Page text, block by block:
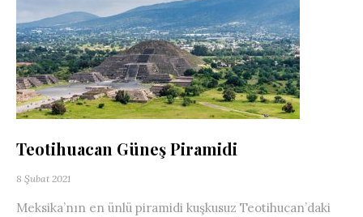
Teotihuacan Güneş Piramidi
8 Şubat 2021
Meksika’nın en ünlü piramidi kuşkusuz Teotihucan’daki